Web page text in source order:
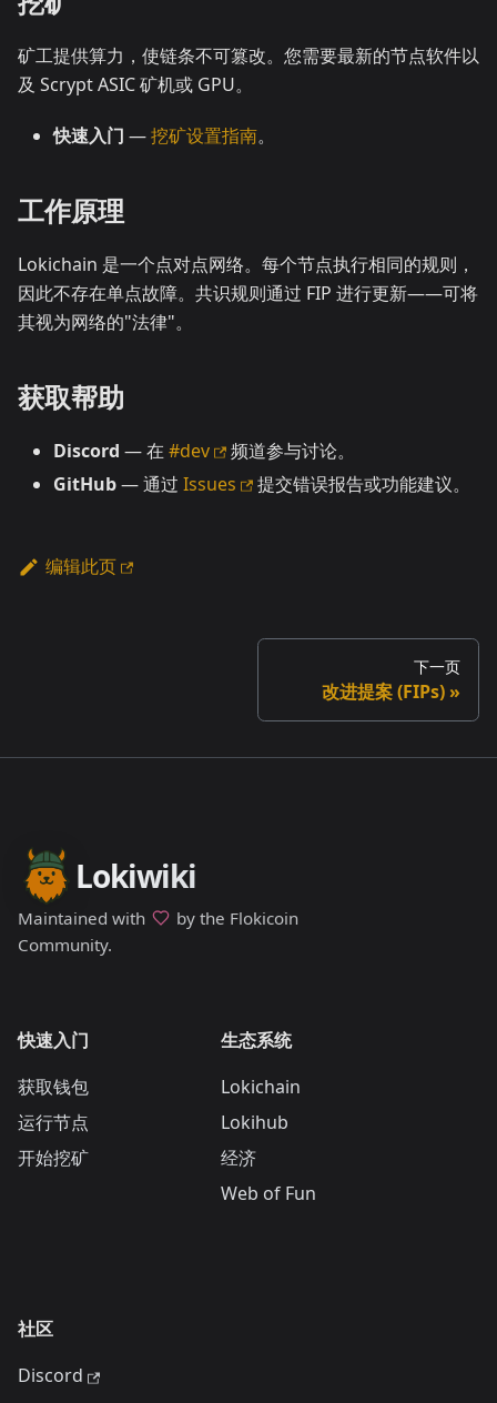
矿工提供算力，使链条不可篡改。您需要最新的节点软件以
及 Scrypt ASIC 矿机或 GPU。
快速入门 —挖矿设置指南。
工作原理
Lokichain 是一个点对点网络。每个节点执行相同的规则，
因此不存在单点故障。共识规则通过 FIP 进行更新——可将
其视为网络的"法律"。
获取帮助
Discord — 在 #dev
频道参与讨论。
GitHub— 通过 Issues 提交错误报告或功能建议。
编辑此页
下一页
改进提案 (FIPs)
Lokiwiki
Maintained with
by the Flokicoin
Community.
快速入门
获取钱包
运行节点
开始挖矿
生态系统
Lokichain
Lokihub
经济
Web of Fun
社区
Discord